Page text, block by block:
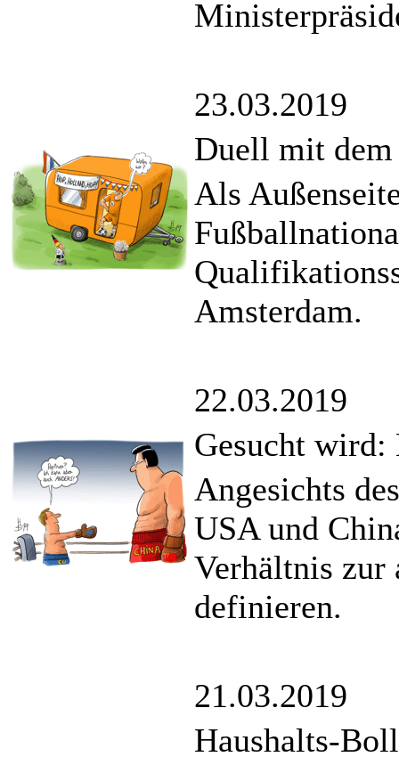
23.03.2019
Duell mit
Als
Amsterdam.
22.03.2019
Gesucht wird:
Angesichts
USA und
Verhältnis zur
definieren.
21.03.2019
Haushalts-